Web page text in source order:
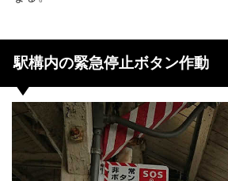
駅構内の緊急停止ボタン作動